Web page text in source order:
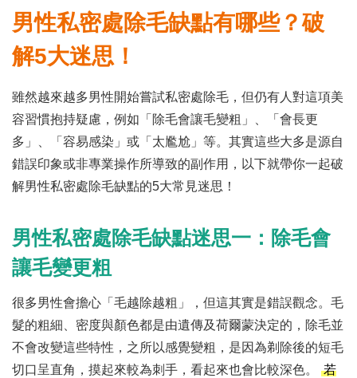
男性私密處除毛缺點有哪些？破
解5大迷思！
雖然越來越多男性開始嘗試私密處除毛，但仍有人對這項美
容習慣抱持疑慮，例如「除毛會讓毛變粗」、「會長更
多」、「容易感染」或「太尷尬」等。其實這些大多是源自
錯誤印象或非專業操作所導致的副作用，以下就帶你一起破
解男性私密處除毛缺點的5大常見迷思！
男性私密處除毛缺點迷思一：除毛會
讓毛變更粗
很多男性會擔心「毛越除越粗」，但這其實是錯誤觀念。毛
髮的粗細、密度與顏色都是由遺傳及荷爾蒙決定的，除毛並
不會改變這些特性，之所以感覺變粗，是因為剃除後的短毛
切口呈直角，摸起來較為刺手，看起來也會比較深色。
若